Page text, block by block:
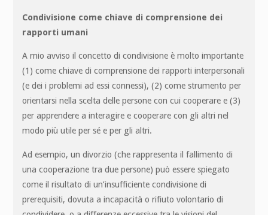
Condivisione come chiave di comprensione dei
rapporti umani
A mio avviso il concetto di condivisione è molto importante
(1) come chiave di comprensione dei rapporti interpersonali
(e dei i problemi ad essi connessi), (2) come strumento per
orientarsi nella scelta delle persone con cui cooperare e (3)
per apprendere a interagire e cooperare con gli altri nel
modo più utile per sé e per gli altri.
Ad esempio, un divorzio (che rappresenta il fallimento di
una cooperazione tra due persone) può essere spiegato
come il risultato di un’insufficiente condivisione di
prerequisiti, dovuta a incapacità o rifiuto volontario di